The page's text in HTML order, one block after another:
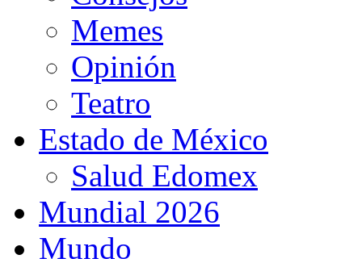
Memes
Opinión
Teatro
Estado de México
Salud Edomex
Mundial 2026
Mundo